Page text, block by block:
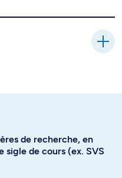
de recherche, en
sigle de cours (ex. SVS